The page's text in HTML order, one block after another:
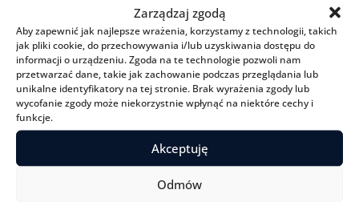
Zarządzaj zgodą
Aby zapewnić jak najlepsze wrażenia, korzystamy z technologii, takich
jak pliki cookie, do przechowywania i/lub uzyskiwania dostępu do
informacji o urządzeniu. Zgoda na te technologie pozwoli nam
przetwarzać dane, takie jak zachowanie podczas przeglądania lub
unikalne identyfikatory na tej stronie. Brak wyrażenia zgody lub
wycofanie zgody może niekorzystnie wpłynąć na niektóre cechy i
funkcje.
Akceptuję
Odmów
Jaka jest różnica między terapią i
psychoterapią?
Życie nie jest ani sprawiedliwe, ani łagodne
Menu
O mnie
Jak pracuję
Pracuj ze mną
Czytelnia